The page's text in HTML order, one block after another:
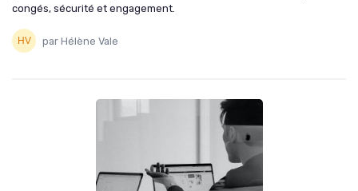
congés, sécurité et engagement.
par Hélène Vale